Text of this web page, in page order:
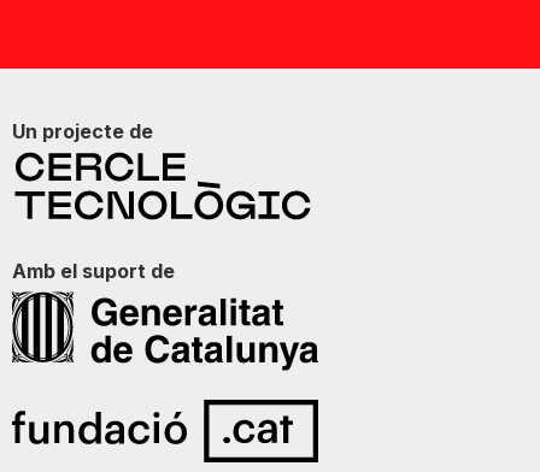
Un projecte de
Amb el suport de